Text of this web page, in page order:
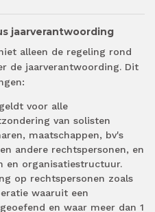
jaarverantwoording
alleen de regeling rond
de jaarverantwoording. Dit
geldt voor alle
van solisten
maatschappen, bv's
andere rechtspersonen, en
en organisatiestructuur.
op rechtspersonen zoals
waaruit een
en waar meer dan 1